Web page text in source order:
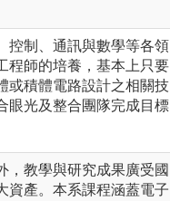
控制、通訊與數學等各領
程師的培養，基本上只要
或積體電路設計之相關技
眼光及整合團隊完成目標
，教學與研究成果廣受國
資產。本系課程涵蓋電子